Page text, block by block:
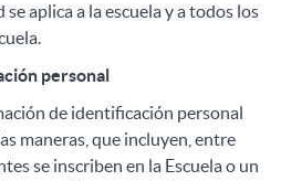
aplica a la escuela y a todos los
personal
de identificación personal
maneras, que incluyen, entre
se inscriben en la Escuela o un